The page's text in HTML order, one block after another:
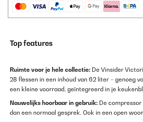
Top features
Ruimte voor je hele collectie: De Vinsider
28 flessen in een inhoud van 62 liter – genoeg
een kleine voorraad, geïntegreerd in je
Nauwelijks hoorbaar in gebruik: De
dan een normaal gesprek. Ook in een open